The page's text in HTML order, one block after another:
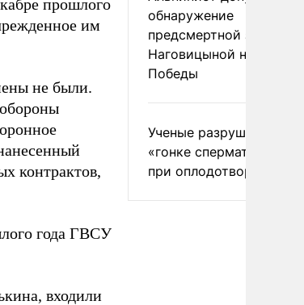
прошлого
им
не были.
контрактов,
года ГВСУ
входили
обнаружение
предсмертной записки
Наговицыной на пике
Победы
Ученые разрушили миф
«гонке
при оплодотворении